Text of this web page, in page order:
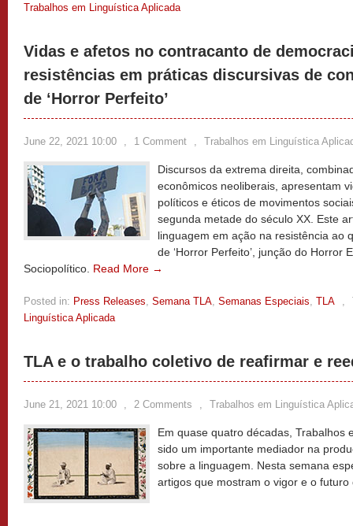
Trabalhos em Linguística Aplicada
Vidas e afetos no contracanto de
resistências em práticas discursivas de
de ‘Horror Perfeito’
June 22, 2021 10:00 , 1 Comment , Trabalhos em Linguística
Discursos da extrema direita,
econômicos neoliberais, apresentam
políticos e éticos de movimentos
segunda metade do século XX. Este
linguagem em ação na resistência ao
de ‘Horror Perfeito’, junção do Horror
Sociopolítico. Read More →
Posted in: Press Releases, Semana TLA, Semanas Especiais, TLA ,
Linguística Aplicada
TLA e o trabalho coletivo de reafirmar e
June 21, 2021 10:00 , 2 Comments , Trabalhos em Linguística
Em quase quatro décadas, Trabalhos
sido um importante mediador na
sobre a linguagem. Nesta semana
artigos que mostram o vigor e o